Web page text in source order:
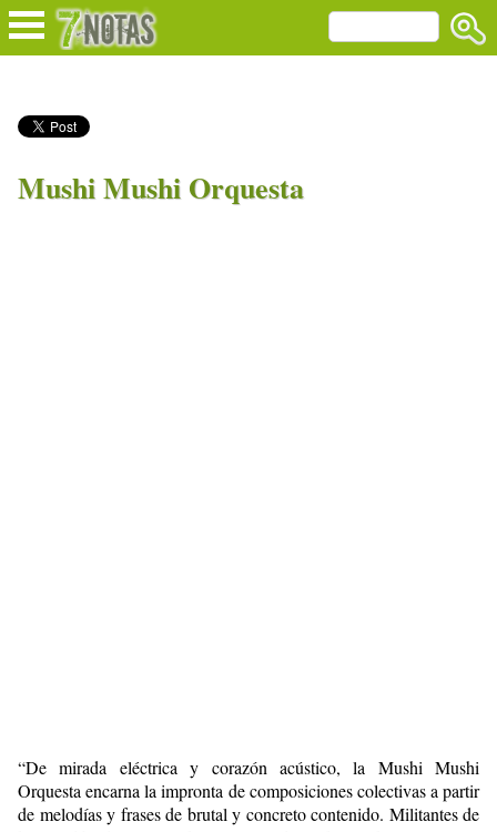
Mushi Mushi Orquesta
“De mirada eléctrica y corazón acústico, la Mushi Mushi
Orquesta encarna la impronta de composiciones colectivas a partir
de melodías y frases de brutal y concreto contenido. Militantes de